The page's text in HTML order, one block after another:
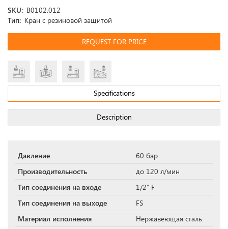
SKU
B0102.012
Тип Кран с резиновой защитой
REQUEST FOR PRICE
Specifications
Description
Давление
60 бар
Производительность
до 120 л/мин
Тип соединения на входе
1/2" F
Тип соединения на выходе
FS
Материал исполнения
Нержавеющая сталь